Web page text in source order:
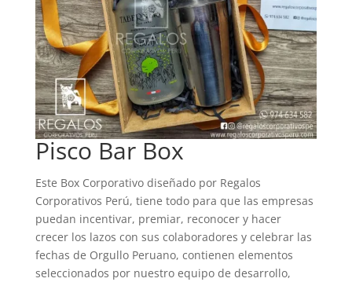
Pisco Bar Box
Este Box Corporativo diseñado por Regalos
Corporativos Perú, tiene todo para que las empresas
puedan incentivar, premiar, reconocer y hacer
crecer los lazos con sus colaboradores y celebrar las
fechas de Orgullo Peruano, contienen elementos
seleccionados por nuestro equipo de desarrollo,